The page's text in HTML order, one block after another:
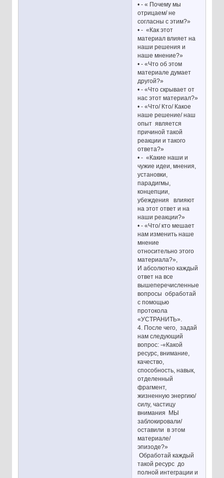
• - « Почему мы
отрицаем/ не
согласны с этим?»
• - «Как этот
материал влияет на
наши решения и
наше мнение?»
• - «Что об этом
материале думает
другой?»
• - «Что скрывает от
нас этот материал?»
• - «Что/ Кто/ Какое
наше решение/ наш
опыт является
причиной такой
реакции и такого
ответа?»
• - «Какие наши и
чужие идеи, мнения,
установки,
парадигмы,
концепции,
убеждения влияют
на этот ответ и на
наши реакции?»
• - «Что/ кто мешает
нам изменить наше
мнение
относительно этого
материала?»,
И абсолютно каждый
ответ на все
вышеперечисленные
вопросы обработай
с помощью
протокола
«УСТРАНИТЬ».
4. После чего, задай
нам следующий
вопрос: -«Какой
ресурс, внимание,
качество,
способность, навык,
отделенный
фрагмент,
жизненную энергию/
силу, частицу
внимания МЫ
заблокировали/
оставили в этом
материале/
эпизоде?»
Обработай каждый
такой ресурс до
полной интеграции и